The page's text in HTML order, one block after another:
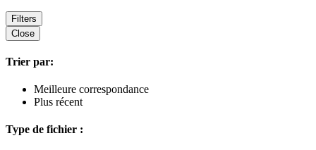
Filters
Close
Trier par:
Meilleure correspondance
Plus récent
Type de fichier :